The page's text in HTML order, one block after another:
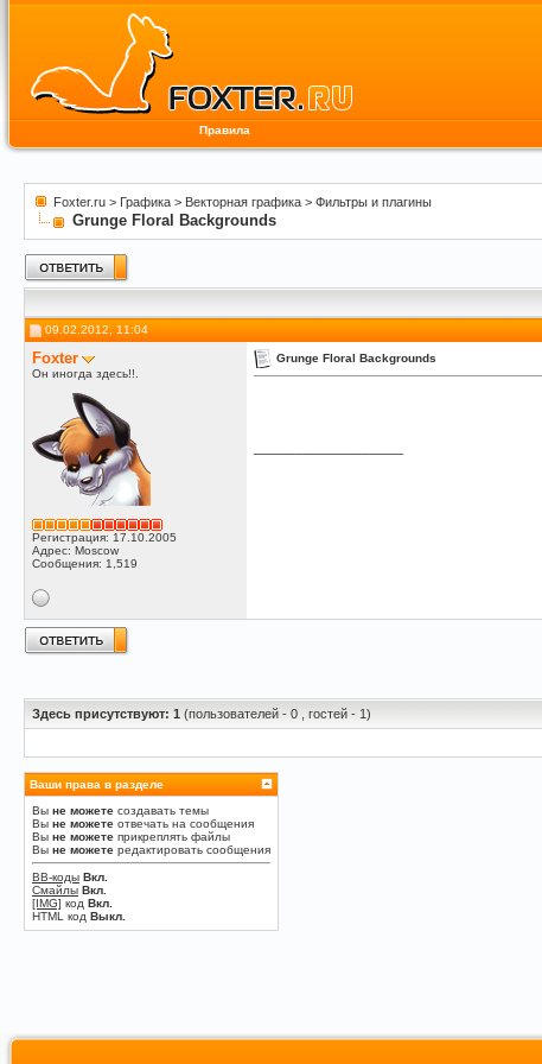
Правила
Foxter.ru > Графика > Векторная графика > Фильтры и плагины
Grunge Floral Backgrounds
09.02.2012, 11:04
Foxter
Он иногда здесь!!.
Регистрация: 17.10.2005
Адрес: Moscow
Сообщения: 1,519
Grunge Floral Backgrounds
Здесь присутствуют: 1 (пользователей - 0 , гостей - 1)
Ваши права в разделе
Вы не можете создавать темы
Вы не можете отвечать на сообщения
Вы не можете прикреплять файлы
Вы не можете редактировать сообщения
BB-коды Вкл.
Смайлы Вкл.
[IMG] код Вкл.
HTML код Выкл.